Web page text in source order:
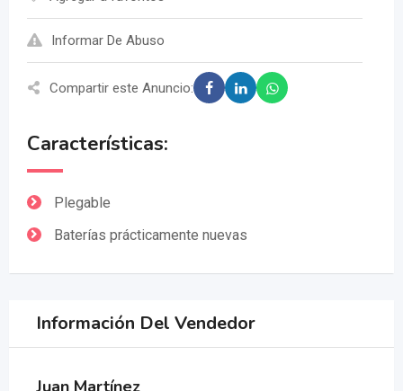
Informar De Abuso
Compartir este Anuncio:
Características:
Plegable
Baterías prácticamente nuevas
Información Del Vendedor
Juan Martínez